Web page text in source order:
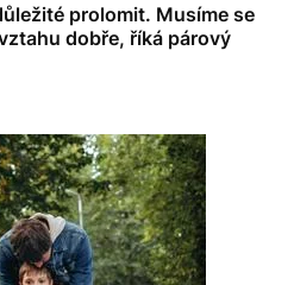
prolomit. Musíme se
dobře, říká párový